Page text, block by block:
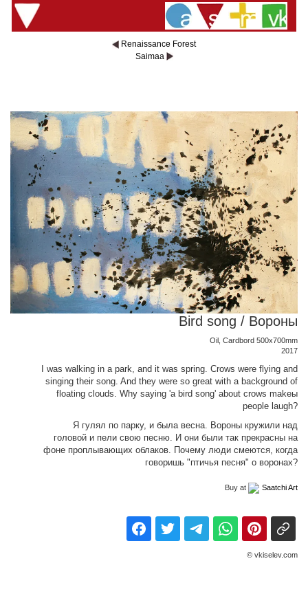
Renaissance Forest
Saimaa
Bird song / Вороны
Oil, Cardbord 500x700mm
2017
I was walking in a park, and it was spring. Crows were flying and
singing their song. And they were so great with a background of
floating clouds. Why saying 'a bird song' about crows makeы
people laugh?
Я гулял по парку, и была весна. Вороны кружили над
головой и пели свою песню. И они были так прекрасны на
фоне проплывающих облаков. Почему люди смеются, когда
говоришь "птичья песня" о воронах?
Buy at Saatchi Art
© vkiselev.com